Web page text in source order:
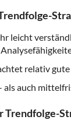
leicht
relativ
als auch
Trendfolge-